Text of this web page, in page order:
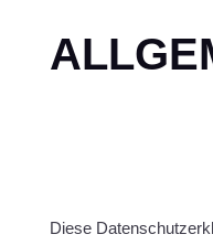
Diese